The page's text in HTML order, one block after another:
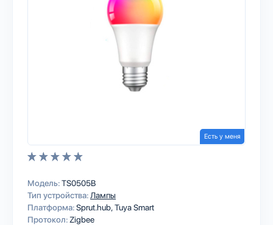
Есть у меня
Модель:TS0505B
Тип устройства: Лампы
Платформа:Sprut.hubTuya Smart
Протокол: Zigbee